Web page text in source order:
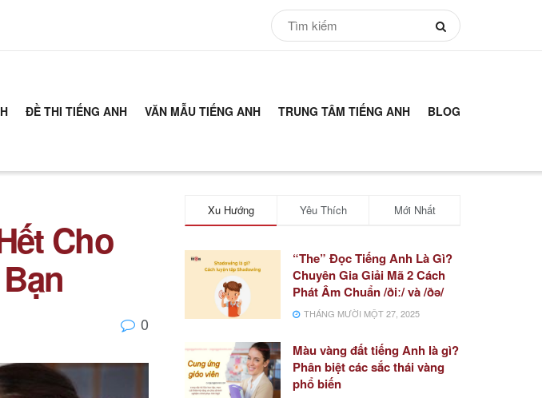
ĐỀ THI TIẾNG ANH VĂN MẪU TIẾNG ANH TRUNG TÂM TIẾNG ANH BLOG
Cho
0
Xu Hướng Yêu Thích Mới Nhất
“The” Đọc Tiếng Anh Là Gì?
Chuyên Gia Giải Mã 2 Cách
Phát Âm Chuẩn /ðiː/ và /ðə/
THÁNG MƯỜI MỘT 27, 2025
Màu vàng đất tiếng Anh là gì?
Phân biệt các sắc thái vàng
phổ biến